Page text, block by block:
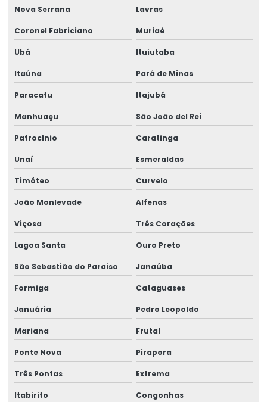
Impressão De Etiquetas Adesivas Personalizadas
Impressão De Rótulos Adesivos
Impressão De Rótulos Adesivos Personalizados
Impressão Rápida De Rótulos Personalizados
Impressora De Etiquetas Zebra
Impressora Etiqueta Termica
Impressora Etiqueta Zebra
Impressora Termica
Impressora Térmica De Etiquetas
Impressora Zebra
Impressora Zebra Etiqueta
Mini Impressora Termica
Onde Comprar Etiqueta Termica Para Impressão
Onde Comprar Etiqueta Térmica Para Logística
Produção De Etiquetas Adesivas Personalizadas
Nova Serrana Lavras
Coronel Fabriciano Muriaé
Ubá Ituiutaba
Itaúna Pará de Minas
Paracatu Itajubá
Manhuaçu São João del Rei
Patrocínio Caratinga
Unaí Esmeraldas
Timóteo Curvelo
João Monlevade Alfenas
Viçosa Três Corações
Lagoa Santa Ouro Preto
São Sebastião do Paraíso Janaúba
Formiga Cataguases
Januária Pedro Leopoldo
Mariana Frutal
Ponte Nova Pirapora
Três Pontas Extrema
Itabirito Congonhas